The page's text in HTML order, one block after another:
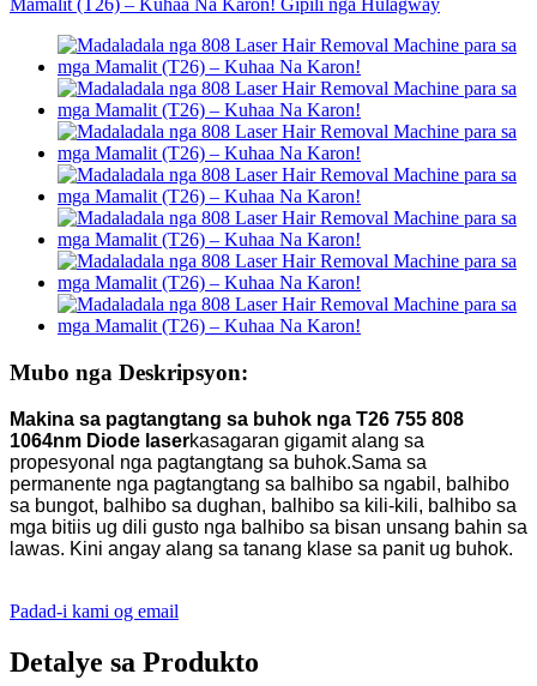
Mubo nga Deskripsyon:
Makina sa pagtangtang sa buhok nga T26 755 808
1064nm Diode laserkasagaran gigamit alang sa
propesyonal nga pagtangtang sa buhok.Sama sa
permanente nga pagtangtang sa balhibo sa ngabil, balhibo
sa bungot, balhibo sa dughan, balhibo sa kili-kili, balhibo sa
mga bitiis ug dili gusto nga balhibo sa bisan unsang bahin sa
lawas. Kini angay alang sa tanang klase sa panit ug buhok.
Padad-i kami og email
Detalye sa Produkto